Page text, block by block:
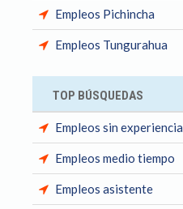
Empleos Pichincha
Empleos Tungurahua
TOP BÚSQUEDAS
Empleos sin experiencia
Empleos medio tiempo
Empleos asistente